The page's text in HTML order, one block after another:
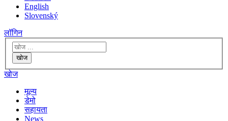
English
Slovenský
लॉगिन
खोज
खोज
मूल्य
डेमो
सहायता
News